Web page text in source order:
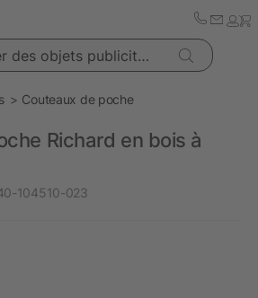
publicitaires
Couteaux de poche
Richard en bois à
104510-023